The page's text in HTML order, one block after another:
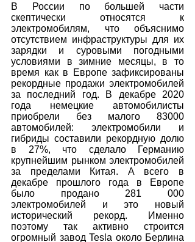
В России по большей части
скептически относятся к
электромобилям, что объяснимо
отсутствием инфраструктуры для их
зарядки и суровыми погодными
условиями в зимние месяцы, в то
время как в Европе зафиксированы
рекордные продажи электромобилей
за последний год. В декабре 2020
года немецкие автомобилисты
приобрели без малого 83000
автомобилей: электромобили и
гибриды составили рекордную долю
в 27%, что сделало Германию
крупнейшим рынком электромобилей
за пределами Китая. А всего в
декабре прошлого года в Европе
было продано 281 000
электромобилей и это новый
исторический рекорд. Именно
поэтому так активно строится
огромный завод Tesla около Берлина